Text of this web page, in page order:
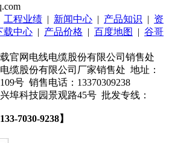
工程业绩 | 新闻中心 | 产品知识 | 资
载中心 | 产品价格 | 百度地图 | 谷哥
官网电线电缆股份有限公司销售处
缆股份有限公司厂家销售处 地址：
号 销售电话：13370309238
埠科技园景观路45号 批发专线：
7030-9238】